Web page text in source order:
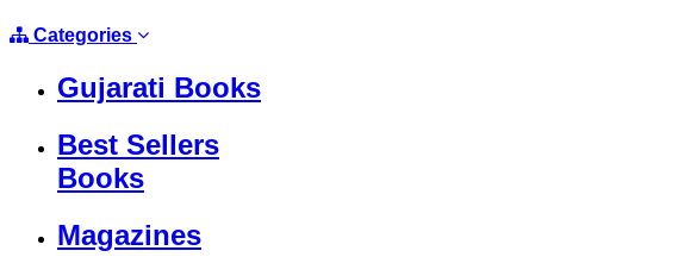
Categories
Gujarati Books
Best Sellers
Books
Magazines